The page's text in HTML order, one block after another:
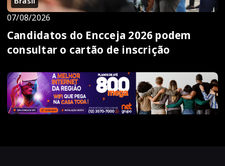
07/08/2026
Candidatos do Encceja 2026 podem
consultar o cartão de inscrição